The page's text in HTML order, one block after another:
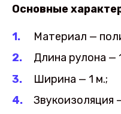
Основные
Материал —
Длина рулона —
Ширина — 1 м.;
Звукоизоляция